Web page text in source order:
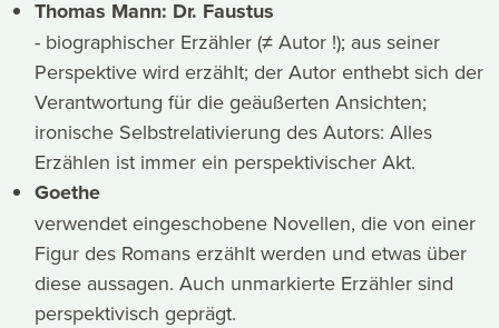
Thomas Mann: Dr. Faustus
- biographischer Erzähler (≠ Autor !); aus seiner
Perspektive wird erzählt; der Autor enthebt sich der
Verantwortung für die geäußerten Ansichten;
ironische Selbstrelativierung des Autors: Alles
Erzählen ist immer ein perspektivischer Akt.
Goethe
verwendet eingeschobene Novellen, die von einer
Figur des Romans erzählt werden und etwas über
diese aussagen. Auch unmarkierte Erzähler sind
perspektivisch geprägt.